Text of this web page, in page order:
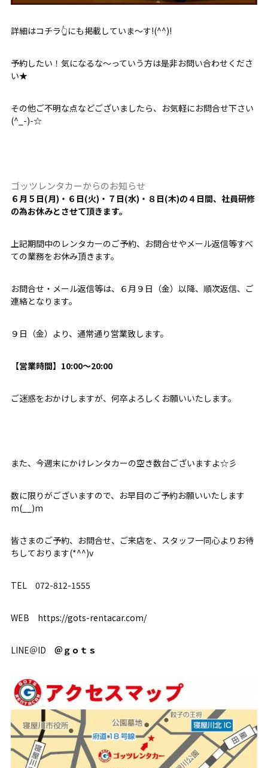
詳細はコチラ👆にも掲載していま～す!(^^)!
予約したい！気になるな～っていう方は是非お問い合わせくださ
い★
その他ご不明な点などございましたら、お気軽にお問合せ下さい
(^_-)-☆
ゴッツレンタカーからのお知らせ
６月５日(月)・６日(火)・７ 日(水)・８日(木)の４日間、社員研修
の為お休みとさせて頂きます。
上記期間中のレンタカーのご予約、お問合せやメール返信等すべ
ての業務をお休み頂きます。
お問合せ・メール返信等は、６月９日（金）以降、順次返信、ご
連絡となります。
９日（金）より、通常通り営業致します。
【営業時間】10:00～20:00
ご迷惑をおかけしますが、何卒よろしくお願いいたします。
また、今週末にかけレンタカーの空き数台ございますよ☆彡
数に限りがございますので、お早目のご予約お願いいたします
m(__)m
皆さまのご予約、お問合せ、ご来店を、スタッフ一同心よりお待
ちしております(*^^)v
TEL 072-812-1555
WEB https://gots-rentacar.com/
LINE＠ID ＠ｇｏｔｓ